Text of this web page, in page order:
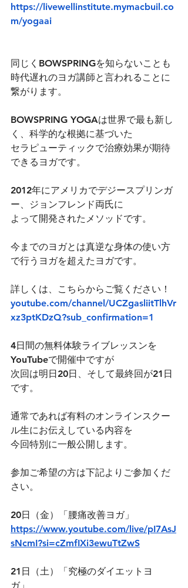
https://livewellinstitute.mymacbuil.co
m/yogaai
同じくBOWSPRINGを知らないことも
時代遅れのヨガ講師と言われることに
繋がります。
BOWSPRING YOGAは世界で最も新し
く、科学的な根拠に基づいた
セラピューティックで治療効果が期待
できるヨガです。
2012年にアメリカでデジースプリンガ
ー、ジョンフレンド両氏に
よって開発されたメソッドです。
今までのヨガとは真逆な身体の使い方
で行うヨガを超えたヨガです。
詳しくは、こちらからご覧ください！
youtube.com/channel/UCZgasliitTlhVr
xz3ptKDzQ?sub_confirmation=1
4日間の無料体験ライブレッスンを
YouTubeで開催中ですが
次回は明日20日、そして最終回が21日
です。
通常であれば有料のオンラインスクー
ル生にお伝えしている内容を
今回特別に一般公開します。
参加ご希望の方は下記よりご参加くだ
さい。
20日（金）「腰痛改善ヨガ」
https://www.youtube.com/live/pI7AsJ
sNcmI?si=cZmfIXi3ewuTtZwS
21日（土）「究極のダイエットヨ
ガ」